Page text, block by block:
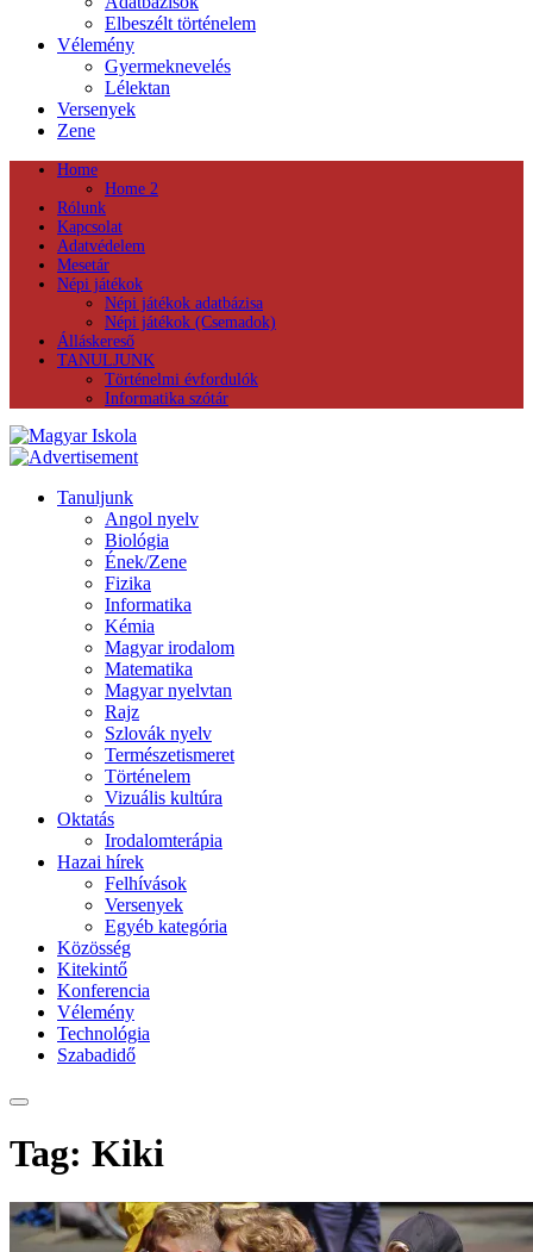
Elbeszélt történelem
Vélemény
Gyermeknevelés
Lélektan
Versenyek
Zene
Home
Home 2
Rólunk
Kapcsolat
Adatvédelem
Mesetár
Népi játékok
Népi játékok adatbázisa
Népi játékok (Csemadok)
Álláskereső
TANULJUNK
Történelmi évfordulók
Informatika szótár
Tanuljunk
Angol nyelv
Biológia
Ének/Zene
Fizika
Informatika
Kémia
Magyar irodalom
Matematika
Magyar nyelvtan
Rajz
Szlovák nyelv
Természetismeret
Történelem
Vizuális kultúra
Oktatás
Irodalomterápia
Hazai hírek
Felhívások
Versenyek
Egyéb kategória
Közösség
Kitekintő
Konferencia
Vélemény
Technológia
Szabadidő
Tag: Kiki